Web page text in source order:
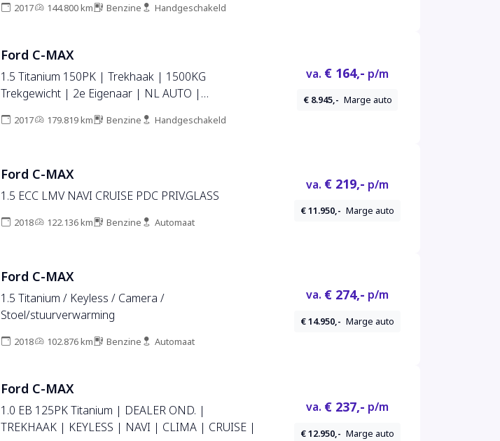
2017 144.800 km Benzine Handgeschakeld
Ford C-MAX
1.5 Titanium 150PK | Trekhaak | 1500KG
Trekgewicht | 2e Eigenaar | NL AUTO |
Navigatie | Parkeersensoren | Cruise Control |
2017 179.819 km Benzine Handgeschakeld
va. € 164,- p/m
€ 8.945,- Marge auto
Ford C-MAX
1.5 ECC LMV NAVI CRUISE PDC PRIV.GLASS
2018 122.136 km Benzine Automaat
va. € 219,- p/m
€ 11.950,- Marge auto
Ford C-MAX
1.5 Titanium / Keyless / Camera /
Stoel/stuurverwarming
2018 102.876 km Benzine Automaat
va. € 274,- p/m
€ 14.950,- Marge auto
Ford C-MAX
1.0 EB 125PK Titanium | DEALER OND. |
TREKHAAK | KEYLESS | NAVI | CLIMA | CRUISE |
va. € 237,- p/m
€ 12.950,- Marge auto